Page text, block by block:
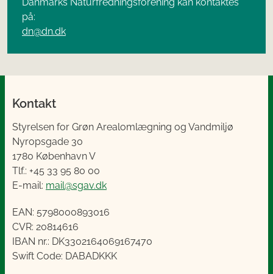
på:
dn@dn.dk
Kontakt
Styrelsen for Grøn Arealomlægning og Vandmiljø
Nyropsgade 30
1780 København V
Tlf.: +45 33 95 80 00
E-mail: mail@sgav.dk
EAN: 5798000893016
CVR: 20814616
IBAN nr.: DK3302164069167470
Swift Code: DABADKKK